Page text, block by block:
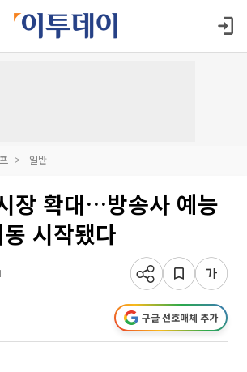
일반
장 확대…방송사 예능
시작됐다
구글 선호매체 추가